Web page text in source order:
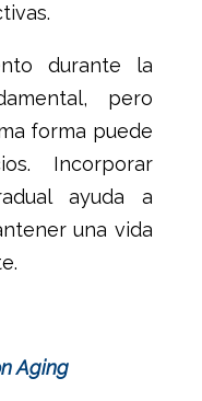
durante la
pero
forma puede
Incorporar
ayuda a
una vida
Aging